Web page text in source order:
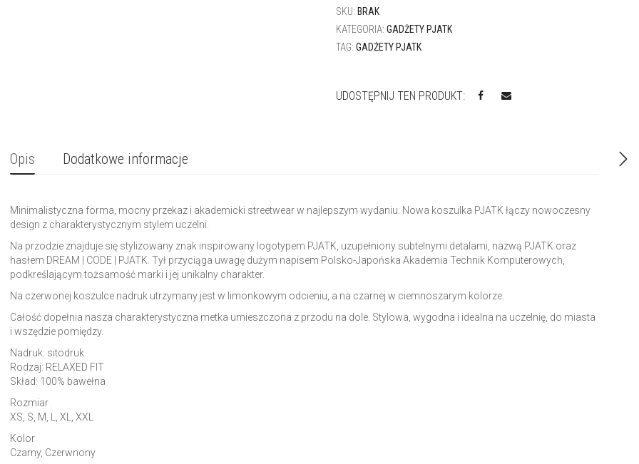
SKU: BRAK
KATEGORIA:GADŻETY PJATK
TAG:GADŻETY PJATK
UDOSTĘPNIJ TEN PRODUKT:
Opis Dodatkowe informacje
Minimalistyczna forma, mocny przekaz i akademicki streetwear w najlepszym wydaniu. Nowa koszulka PJATK łączy nowoczesny
design z charakterystycznym stylem uczelni.
Na przodzie znajduje się stylizowany znak inspirowany logotypem PJATK, uzupełniony subtelnymi detalami, nazwą PJATK oraz
hasłem DREAM | CODE | PJATK. Tył przyciąga uwagę dużym napisem Polsko-Japońska Akademia Technik Komputerowych,
podkreślającym tożsamość marki i jej unikalny charakter.
Na czerwonej koszulce nadruk utrzymany jest w limonkowym odcieniu, a na czarnej w ciemnoszarym kolorze.
Całość dopełnia nasza charakterystyczna metka umieszczona z przodu na dole. Stylowa, wygodna i idealna na uczelnię, do miasta
i wszędzie pomiędzy.
Nadruk: sitodruk
Rodzaj: RELAXED FIT
Skład: 100% bawełna
Rozmiar
XS, S, M, L, XL, XXL
Kolor
Czarny, Czerwnony